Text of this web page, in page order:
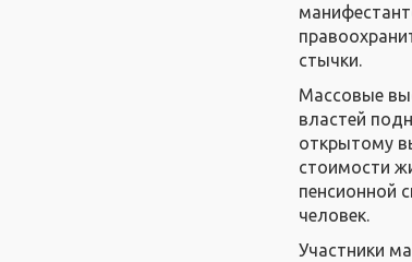
стычки.
Массовые
властей
открытому
стоимости
пенсионной
человек.
Участники